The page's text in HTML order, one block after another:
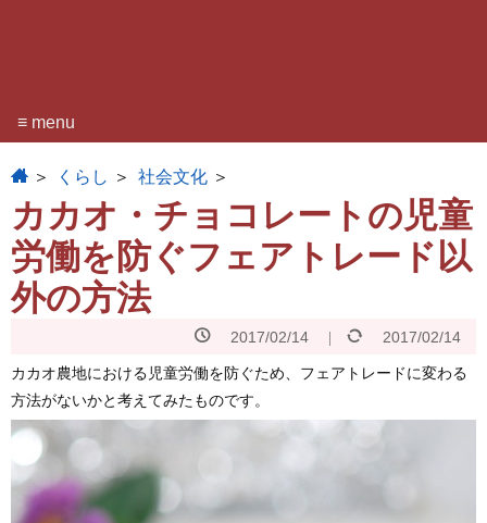
≡ menu
home くらし 社会文化
カカオ・チョコレートの児童
労働を防ぐフェアトレード以
外の方法
2017/02/14 2017/02/14
カカオ農地における児童労働を防ぐため、フェアトレードに変わる
方法がないかと考えてみたものです。